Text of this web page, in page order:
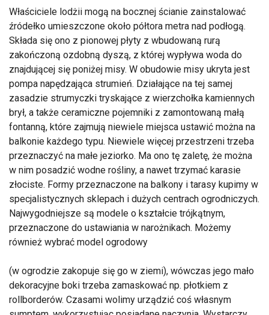
Właściciele lodżii mogą na bocznej ścianie zainstalować
źródełko umieszczone około półtora metra nad podłogą.
Składa się ono z pionowej płyty z wbudowaną rurą
zakończoną ozdobną dyszą, z której wypływa woda do
znajdującej się poniżej misy. W obudowie misy ukryta jest
pompa napędzająca strumień. Działające na tej samej
zasadzie strumyczki tryskające z wierzchołka kamiennych
brył, a także ceramiczne pojemniki z zamontowaną małą
fontanną, które zajmują niewiele miejsca ustawić można na
balkonie każdego typu. Niewiele więcej przestrzeni trzeba
przeznaczyć na małe jeziorko. Ma ono tę zaletę, że można
w nim posadzić wodne rośliny, a nawet trzymać karasie
złociste. Formy przeznaczone na balkony i tarasy kupimy w
specjalistycznych sklepach i dużych centrach ogrodniczych.
Najwygodniejsze są modele o kształcie trójkątnym,
przeznaczone do ustawiania w narożnikach. Możemy
również wybrać model ogrodowy
(w ogrodzie zakopuje się go w ziemi), wówczas jego mało
dekoracyjne boki trzeba zamaskować np. płotkiem z
rollborderów. Czasami wolimy urządzić coś własnym